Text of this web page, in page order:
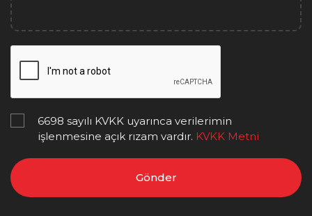
6698 sayılı KVKK uyarınca verilerimin
işlenmesine açık rızam vardır. KVKK Metni
Gönder